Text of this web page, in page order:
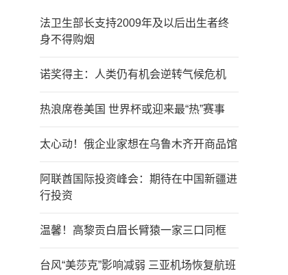
法卫生部长支持2009年及以后出生者终
身不得购烟
诺奖得主：人类仍有机会逆转气候危机
热浪席卷美国 世界杯或迎来最“热”赛事
太心动！俄企业家想在乌鲁木齐开商品馆
阿联酋国际投资峰会：期待在中国新疆进
行投资
温馨！高黎贡白眉长臂猿一家三口同框
台风“美莎克”影响减弱 三亚机场恢复航班